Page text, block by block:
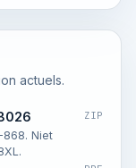
actuels.
868. Niet
ZIP